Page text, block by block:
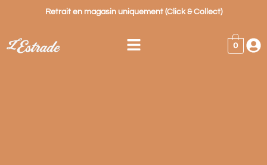
Retrait en magasin uniquement (Click & Collect)
0